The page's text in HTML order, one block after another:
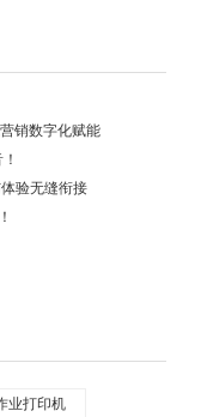
销数字化赋能
验无缝衔接
业打印机